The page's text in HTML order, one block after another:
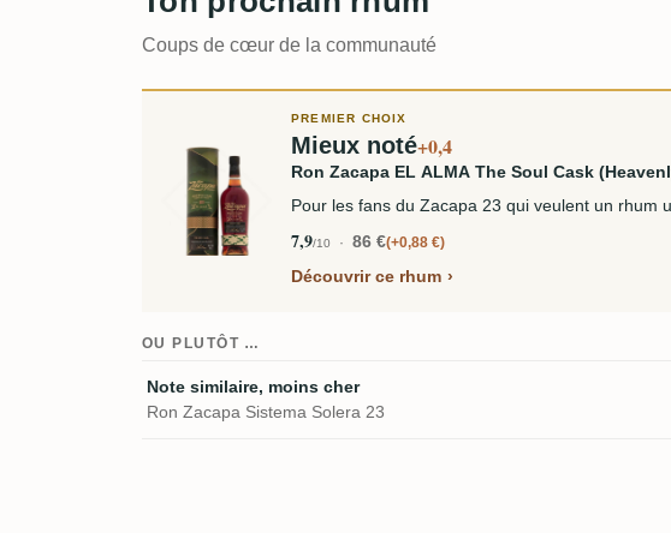
Coups de cœur de la communauté
PREMIER CHOIX
Mieux noté+0,4
Ron Zacapa EL ALMA The Soul Cask
Pour les fans du Zacapa 23 qui veulent un rhum
7,9/10 86 € +0,88 €
Découvrir ce rhum
OU PLUTÔT …
Note similaire, moins cher
Ron Zacapa Sistema Solera 23